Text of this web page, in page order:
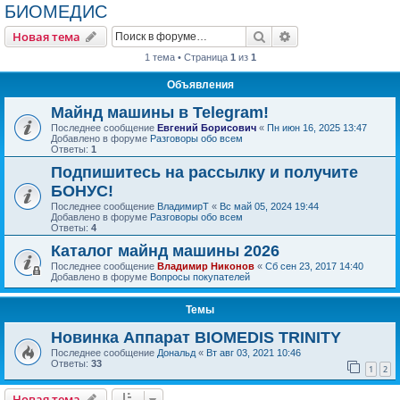
БИОМЕДИС
Новая тема Поиск
1 тема • Страница 1 из 1
Объявления
Майнд машины в Telegram!
Последнее сообщение Евгений Борисович « Пн июн 16, 2025 13:47
Добавлено в форуме Разговоры обо всем
Ответы: 1
Подпишитесь на рассылку и получите
БОНУС!
Последнее сообщение ВладимирТ « Вс май 05, 2024 19:44
Добавлено в форуме Разговоры обо всем
Ответы: 4
Каталог майнд машины 2026
Последнее сообщение Владимир Никонов « Сб сен 23, 2017 14:40
Добавлено в форуме Вопросы покупателей
Темы
Новинка Аппарат BIOMEDIS TRINITY
Последнее сообщение Дональд « Вт авг 03, 2021 10:46
Ответы: 33 1 2